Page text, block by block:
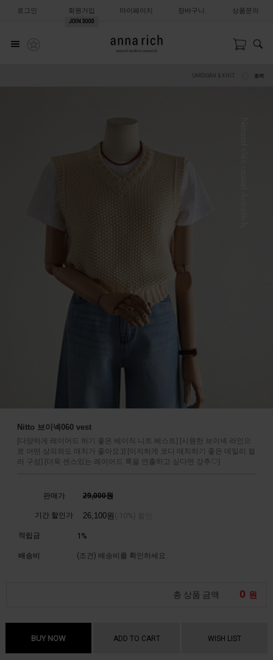
로그인 회원가입
JOIN 3000
마이페이지 장바구니 상품문의
조끼
Nitto 브이넥060 vest
[다양하게 레이어드 하기 좋은 베이직 니트 베스트] [시원한 브이넥 라인으
로 어떤 상의와도 매치가 좋아요:)] [이지하게 코디 매치하기 좋은 데일리 컬
러 구성] [더욱 센스있는 레이어드 룩을 연출하고 싶다면 강추♡]
판매가 29,000원
기간 할인가 26,100원
적립금 1%
배송비 (조건) 배송비를 확인하세요
총 상품 금액 0 원
BUY NOW ADD TO CART WISH LIST